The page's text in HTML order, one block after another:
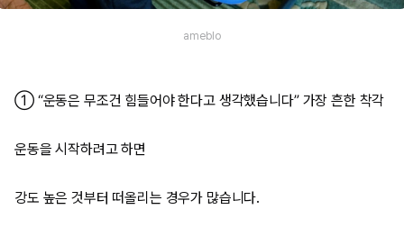
ameblo
① “운동은 무조건 힘들어야 한다고 생각했습니다” 가장 흔한 착각
운동을 시작하려고 하면
강도 높은 것부터 떠올리는 경우가 많습니다.